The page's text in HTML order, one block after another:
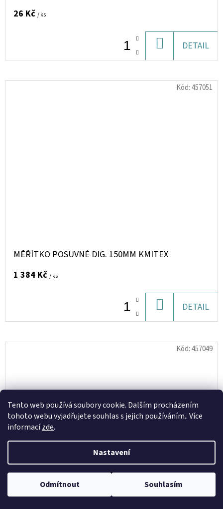
Tento web používá soubory cookie. Dalším procházením
tohoto webu vyjadřujete souhlas s jejich používáním.. Více
informacízde.
Nastavení
Odmítnout Souhlasím
26 Kč / ks
KOŠÍKU
DETAIL
MĚŘÍTKO POSUVNÉ DIG. 150MM KMITEX
1 384 Kč / ks
KOŠÍKU
DETAIL
Kód:457051
Kód:457049